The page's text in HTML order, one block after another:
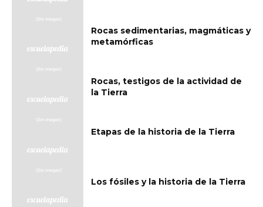
Rocas sedimentarias, magmáticas y
metamórficas
Rocas, testigos de la actividad de
la Tierra
Etapas de la historia de la Tierra
Los fósiles y la historia de la Tierra